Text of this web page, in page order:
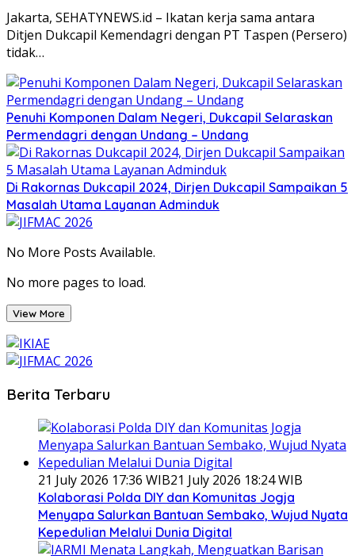
Jakarta, SEHATYNEWS.id – Ikatan kerja sama antara
Ditjen Dukcapil Kemendagri dengan PT Taspen (Persero)
tidak…
Penuhi Komponen Dalam Negeri, Dukcapil Selaraskan
Permendagri dengan Undang – Undang
Di Rakornas Dukcapil 2024, Dirjen Dukcapil Sampaikan 5
Masalah Utama Layanan Adminduk
No More Posts Available.
No more pages to load.
View More
Berita Terbaru
21 July 2026 17:36 WIB21 July 2026 18:24 WIB
Kolaborasi Polda DIY dan Komunitas Jogja
Menyapa Salurkan Bantuan Sembako, Wujud Nyata
Kepedulian Melalui Dunia Digital